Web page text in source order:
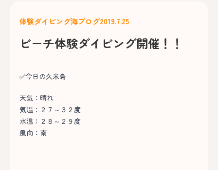
体験ダイビング海ブログ2019.7.25
ビーチ体験ダイビング開催！！
✅今日の久米島
天気：晴れ
気温：２７～３２度
水温：２８～２９度
風向：南